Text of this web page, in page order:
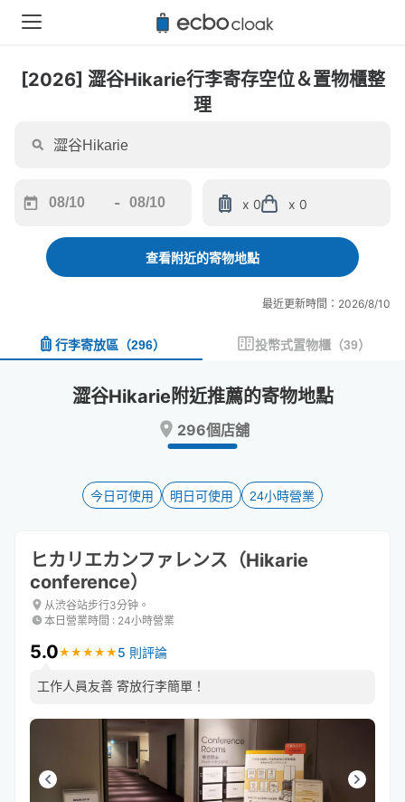
[2026] 澀谷Hikarie行李寄存空位＆置物櫃整
理
forward
interact
and
date.
the
keyboard
shortcuts
for
changing
-
backward
interact
and
a
date.
Press
key
to
the
keyboard
shortcuts
for
changing
x 0 x 0
查看附近的寄物地點
最近更新時間：2026/8/10
行李寄放區 （296） 投幣式置物櫃 （39）
澀谷Hikarie附近推薦的寄物地點
296個店舖
今日可使用 明日可使用 24小時營業
ヒカリエカンファレンス（Hikarie
conference）
从渋谷站步行3分钟。
本日營業時間 : 24小時營業
5.0★ ★ ★ ★ ★
★ ★ ★ ★ ★ 5 則評論
工作人員友善 寄放行李簡單！